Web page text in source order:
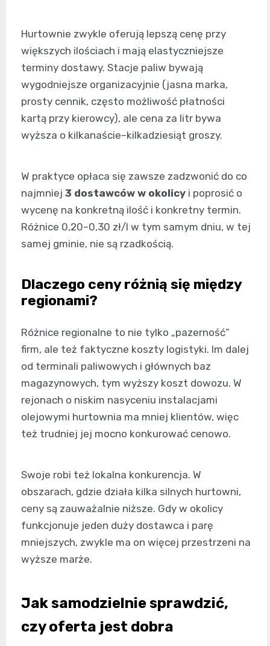
Hurtownie zwykle oferują lepszą cenę przy
większych ilościach i mają elastyczniejsze
terminy dostawy. Stacje paliw bywają
wygodniejsze organizacyjnie (jasna marka,
prosty cennik, często możliwość płatności
kartą przy kierowcy), ale cena za litr bywa
wyższa o kilkanaście–kilkadziesiąt groszy.
W praktyce opłaca się zawsze zadzwonić do co
najmniej 3 dostawców w okolicy i poprosić o
wycenę na konkretną ilość i konkretny termin.
Różnice 0,20–0,30 zł/l w tym samym dniu, w tej
samej gminie, nie są rzadkością.
Dlaczego ceny różnią się między
regionami?
Różnice regionalne to nie tylko „pazerność”
firm, ale też faktyczne koszty logistyki. Im dalej
od terminali paliwowych i głównych baz
magazynowych, tym wyższy koszt dowozu. W
rejonach o niskim nasyceniu instalacjami
olejowymi hurtownia ma mniej klientów, więc
też trudniej jej mocno konkurować cenowo.
Swoje robi też lokalna konkurencja. W
obszarach, gdzie działa kilka silnych hurtowni,
ceny są zauważalnie niższe. Gdy w okolicy
funkcjonuje jeden duży dostawca i parę
mniejszych, zwykle ma on więcej przestrzeni na
wyższe marże.
Jak samodzielnie sprawdzić,
czy oferta jest dobra